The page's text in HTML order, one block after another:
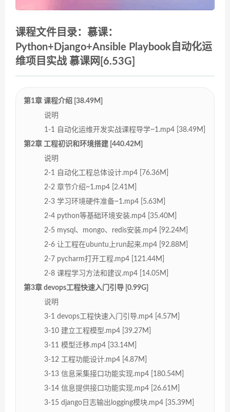
课程文件目录：慕课：
Python+Django+Ansible Playbook自动化运
维项目实战 慕课网[6.53G]
第1章 课程介绍 [38.49M]
说明
1-1 自动化运维开发实战课程导学~1.mp4 [38.49M]
第2章 工程初识和环境搭建 [440.42M]
说明
2-1 自动化工程总体设计.mp4 [76.36M]
2-2 章节介绍~1.mp4 [2.41M]
2-3 学习环境硬件准备~1.mp4 [5.63M]
2-4 python等基础环境安装.mp4 [35.40M]
2-5 mysql、mongo、redis安装.mp4 [92.24M]
2-6 让工程在ubuntu上run起来.mp4 [92.88M]
2-7 pycharm打开工程.mp4 [121.44M]
2-8 课程学习方法和建议.mp4 [14.05M]
第3章 devops工程快速入门引导 [0.99G]
说明
3-1 devops工程快速入门引导.mp4 [4.57M]
3-10 建立工程模型.mp4 [39.27M]
3-11 模型迁移.mp4 [33.14M]
3-12 工程功能设计.mp4 [4.87M]
3-13 信息采集接口功能实现.mp4 [180.54M]
3-14 信息提供接口功能实现.mp4 [26.61M]
3-15 django日志输出logging模块.mp4 [35.39M]